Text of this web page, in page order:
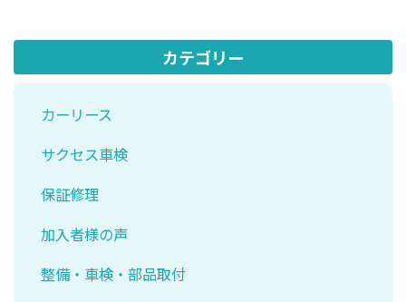
カテゴリー
カーリース
サクセス車検
保証修理
加入者様の声
整備・車検・部品取付